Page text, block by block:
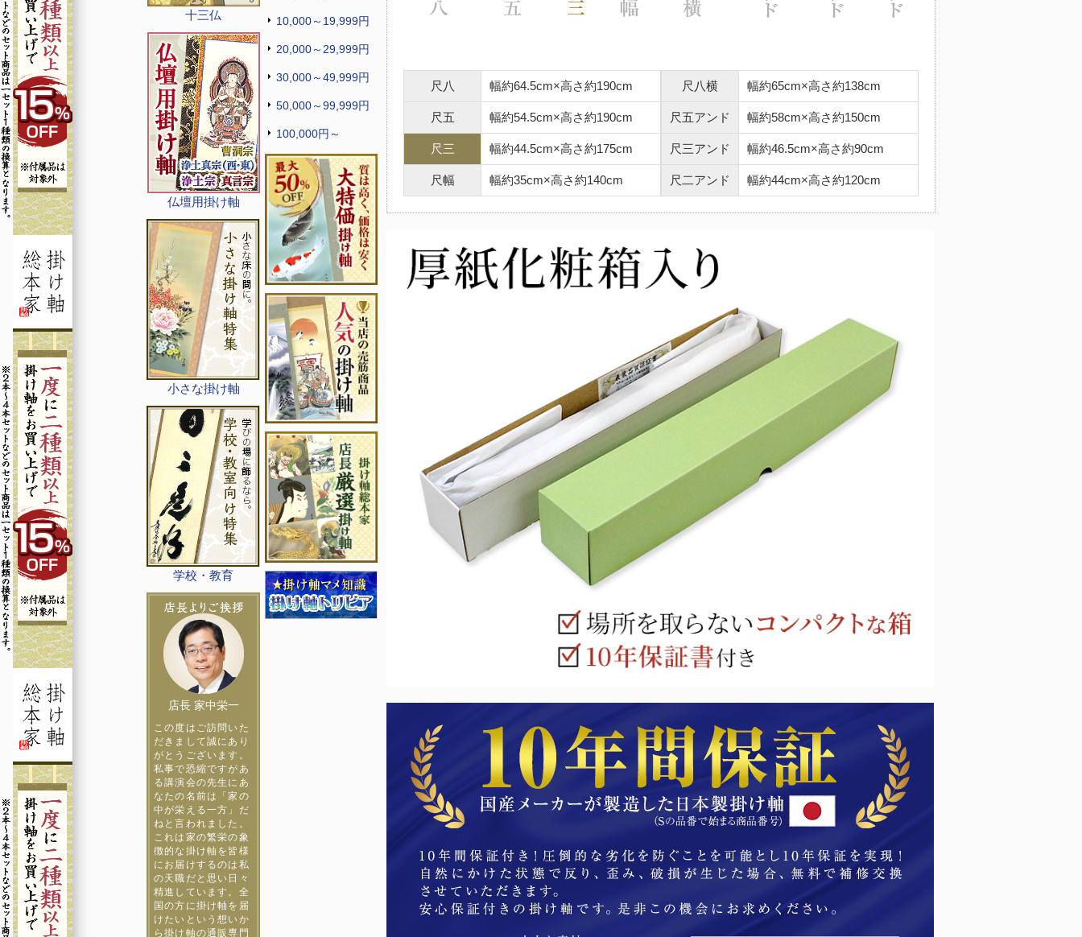
十三仏
仏壇用掛け軸
小さな掛け軸
学校・教育
店長 家中栄一
この度はご訪問いた
だきまして誠にあり
がとうございます。
私事で恐縮ですがあ
る講演会の先生にあ
なたの名前は「家の
中が栄える一方」だ
ねと言われました。
これは家の繁栄の象
徴的な掛け軸を皆様
にお届けするのは私
の天職だと思い日々
精進しています。全
国の方に掛け軸を届
けたいという想いか
ら掛け軸の通販専門
10,000～19,999円
20,000～29,999円
30,000～49,999円
50,000～99,999円
100,000円～
尺八 幅約64.5cm×高さ約190cm
尺五 幅約54.5cm×高さ約190cm
尺三 幅約44.5cm×高さ約175cm
尺幅 幅約35cm×高さ約140cm
尺八横 幅約65cm×高さ約138cm
尺五アンド 幅約58cm×高さ約150cm
尺三アンド 幅約46.5cm×高さ約90cm
尺二アンド 幅約44cm×高さ約120cm